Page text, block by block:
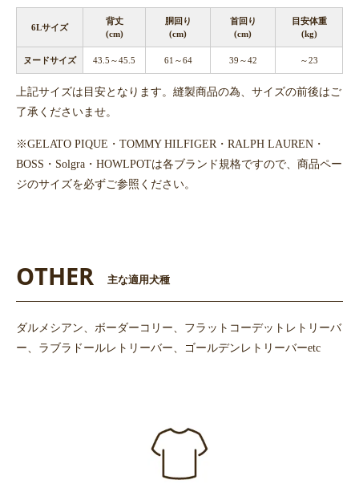
6Lサイズ
背丈
(cm)
胴回り
(cm)
首回り
(cm)
目安体重
(kg)
ヌードサイズ 43.5～45.5 61～64 39～42 ～23
上記サイズは目安となります。縫製商品の為、サイズの前後はご
了承くださいませ。
※GELATO PIQUE・TOMMY HILFIGER・RALPH LAUREN・
BOSS・Solgra・HOWLPOTは各ブランド規格ですので、商品ペー
ジのサイズを必ずご参照ください。
OTHER 主な適用犬種
ダルメシアン、ボーダーコリー、フラットコーデットレトリーバ
ー、ラブラドールレトリーバー、ゴールデンレトリーバーetc